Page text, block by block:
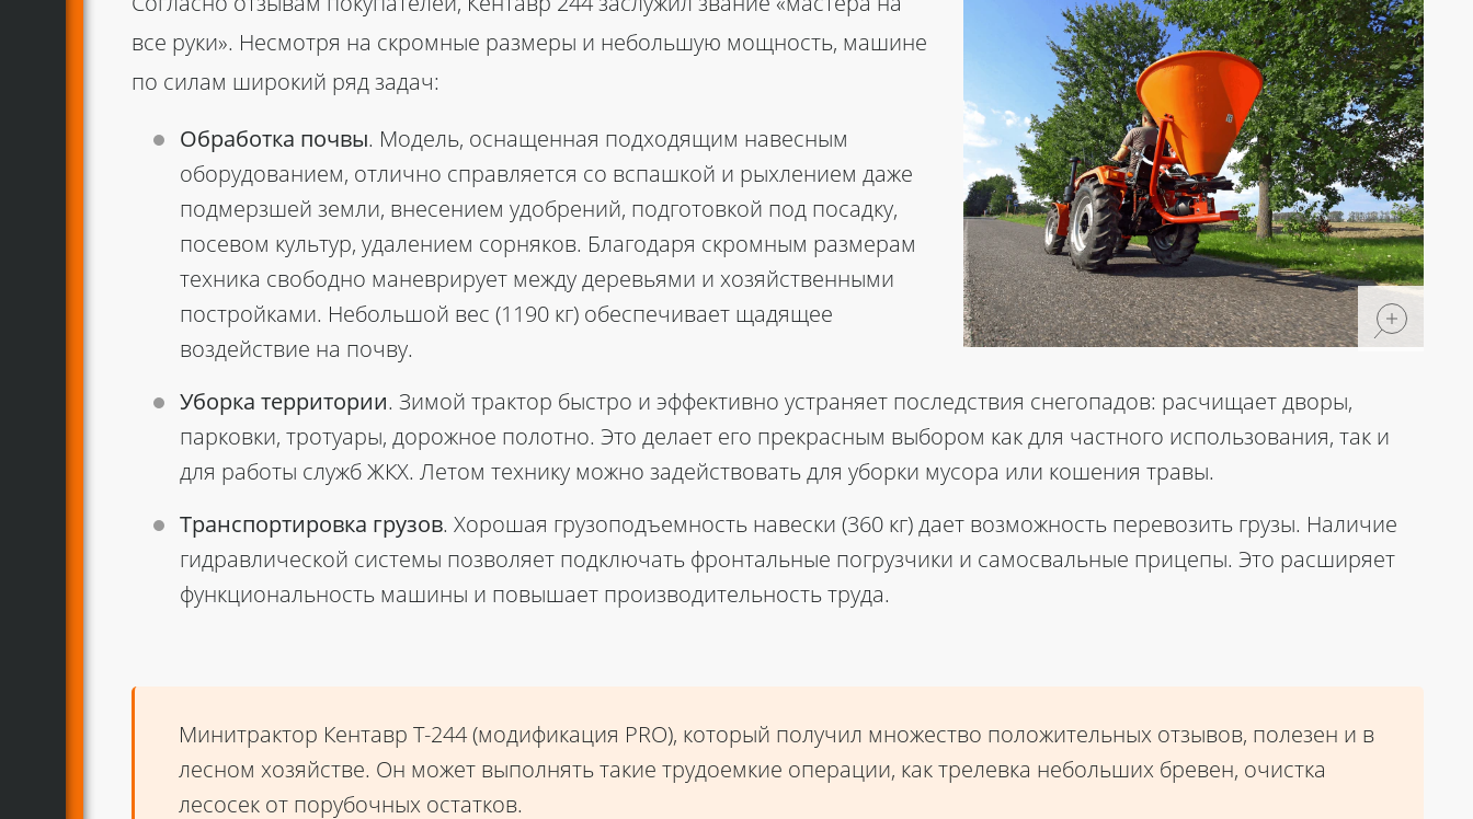
Согласно отзывам покупателей, Кентавр 244заслужил звание «мастера на
все руки». Несмотря на скромные размеры и небольшую мощность, машине
по силам широкий ряд задач:
Обработка почвы. Модель, оснащенная подходящим навесным
оборудованием, отлично справляется со вспашкой и рыхлением даже
подмерзшей земли, внесением удобрений, подготовкой под посадку,
посевом культур, удалением сорняков. Благодаря скромным размерам
техника свободно маневрирует между деревьями и хозяйственными
постройками. Небольшой вес (1190 кг) обеспечивает щадящее
воздействие на почву.
Уборка территории. Зимой трактор быстро и эффективно устраняет последствия снегопадов: расчищает дворы,
парковки, тротуары, дорожное полотно. Это делает его прекрасным выбором как для частного использования, так и
для работы служб ЖКХ. Летом технику можно задействовать для уборки мусора или кошения травы.
Транспортировка грузов. Хорошая грузоподъемность навески (360 кг) дает возможность перевозить грузы. Наличие
гидравлической системы позволяет подключать фронтальные погрузчики и самосвальные прицепы. Это расширяет
функциональность машины и повышает производительность труда.
Минитрактор Кентавр Т-244 (модификация PRO), который получил множество положительных отзывов, полезен и в
лесном хозяйстве. Он может выполнять такие трудоемкие операции, как трелевка небольших бревен, очистка
лесосек от порубочных остатков.